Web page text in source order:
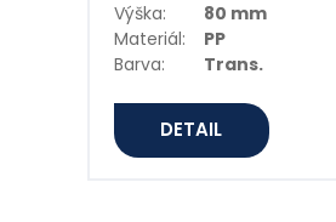
Výška:
80 mm
Materiál:
PP
Barva:
Trans.
DETAIL